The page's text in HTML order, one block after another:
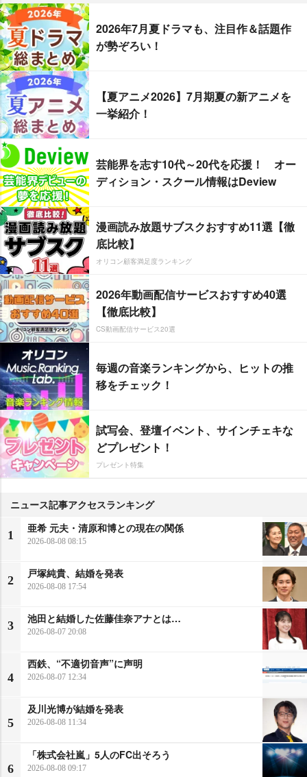
2026年7月夏ドラマも、注目作＆話題作
が勢ぞろい！
【夏アニメ2026】7月期夏の新アニメを
一挙紹介！
芸能界を志す10代～20代を応援！ オー
ディション・スクール情報はDeview
漫画読み放題サブスクおすすめ11選【徹
底比較】
オリコン顧客満足度ランキング
2026年動画配信サービスおすすめ40選
【徹底比較】
CS動画配信サービス20選
毎週の音楽ランキングから、ヒットの推
移をチェック！
試写会、登壇イベント、サインチェキな
どプレゼント！
プレゼント特集
ニュース記事アクセスランキング
1
亜希 元夫・清原和博との現在の関係
2026-08-08 08:15
2
戸塚純貴、結婚を発表
2026-08-08 17:54
3
池田と結婚した佐藤佳奈アナとは…
2026-08-07 20:08
4
西鉄、“不適切音声”に声明
2026-08-07 12:34
5
及川光博が結婚を発表
2026-08-08 11:34
6
「株式会社嵐」5人のFC出そろう
2026-08-08 09:17